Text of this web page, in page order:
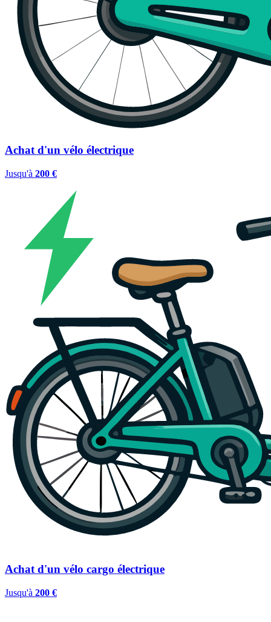
Achat d'un vélo électrique
Jusqu'à 200 €
Achat d'un vélo cargo électrique
Jusqu'à 200 €